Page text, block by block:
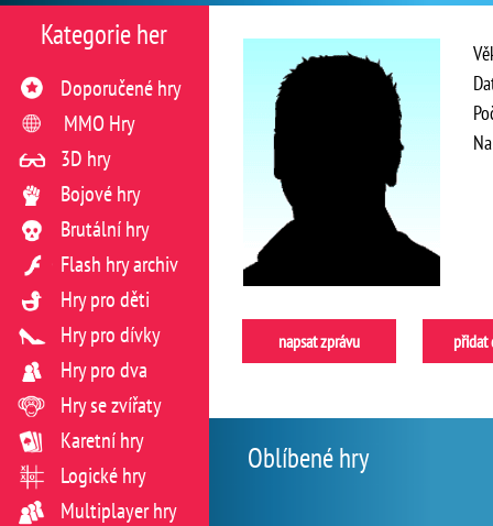
napsat zprávu přidat
Oblíbené hry
Kategorie her
Doporučené hry
MMO Hry
3D hry
Bojové hry
Brutální hry
Flash hry archiv
Hry pro děti
Hry pro dívky
Hry pro dva
Hry se zvířaty
Karetní hry
Logické hry
Multiplayer hry